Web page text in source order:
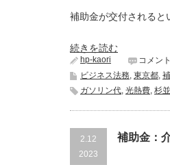
補助金が交付されると
続きを読む
hp-kaori
補
助
杉
障
害
コメン
ビジネス法務, 東京都,
ガソリン代, 光熱費, 杉
2.12
2023
補助金：